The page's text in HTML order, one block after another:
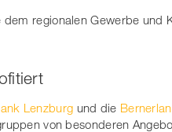
regionalen Gewerbe und
Lenzburg und die
von besonderen